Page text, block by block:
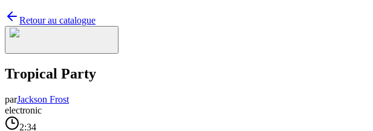
Retour au catalogue
Tropical Party
parJackson Frost
electronic
2:34